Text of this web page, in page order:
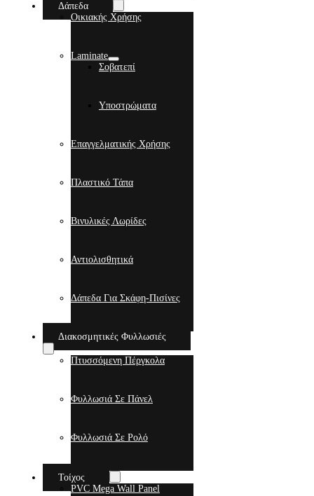
Δάπεδα
Οικιακής Χρήσης
Laminate
Σοβατεπί
Υποστρώματα
Επαγγελματικής Χρήσης
Πλαστικό Τάπα
Βινυλικές Λωρίδες
Αντιολισθητικά
Δάπεδα Για Σκάφη-Πισίνες
Διακοσμητικές Φυλλωσιές
Πτυσσόμενη Πέργκολα
Φυλλωσιά Σε Πάνελ
Φυλλωσιά Σε Ρολό
Τοίχος
PVC Mega Wall Panel